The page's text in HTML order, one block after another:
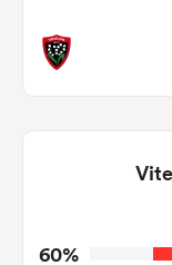
60%